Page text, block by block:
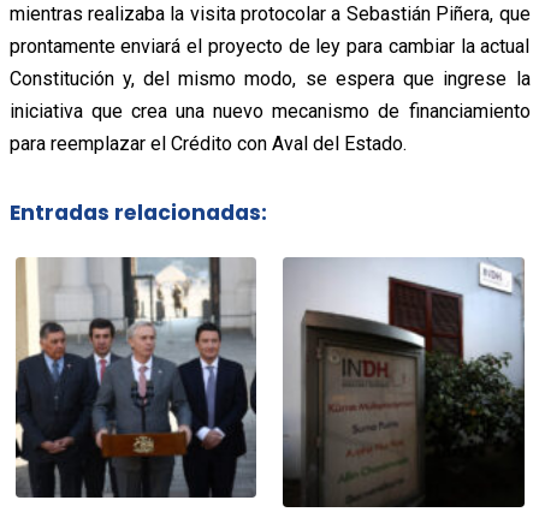
mientras realizaba la visita protocolar a Sebastián Piñera, que
prontamente enviará el proyecto de ley para cambiar la actual
Constitución y, del mismo modo, se espera que ingrese la
iniciativa que crea una nuevo mecanismo de financiamiento
para reemplazar el Crédito con Aval del Estado.
Entradas relacionadas: